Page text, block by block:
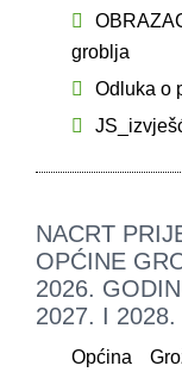
groblja
Odluka o
NACRT
OPĆINE
2026.
2027. I 2028.
Općina